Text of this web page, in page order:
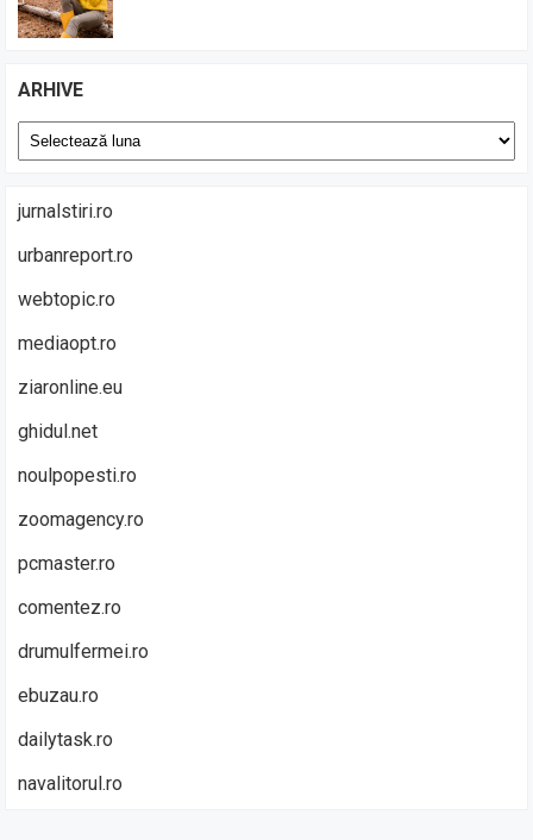
ARHIVE
Arhive
jurnalstiri.ro
urbanreport.ro
webtopic.ro
mediaopt.ro
ziaronline.eu
ghidul.net
noulpopesti.ro
zoomagency.ro
pcmaster.ro
comentez.ro
drumulfermei.ro
ebuzau.ro
dailytask.ro
navalitorul.ro